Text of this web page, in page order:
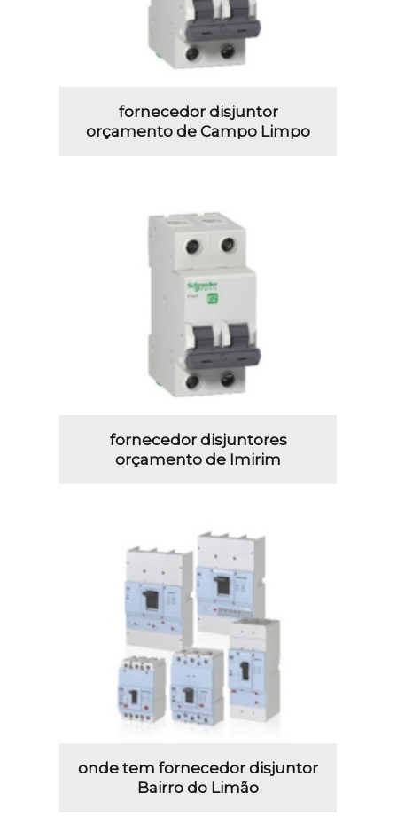
fornecedor disjuntor
orçamento de Campo Limpo
fornecedor disjuntores
orçamento de Imirim
onde tem fornecedor disjuntor
Bairro do Limão